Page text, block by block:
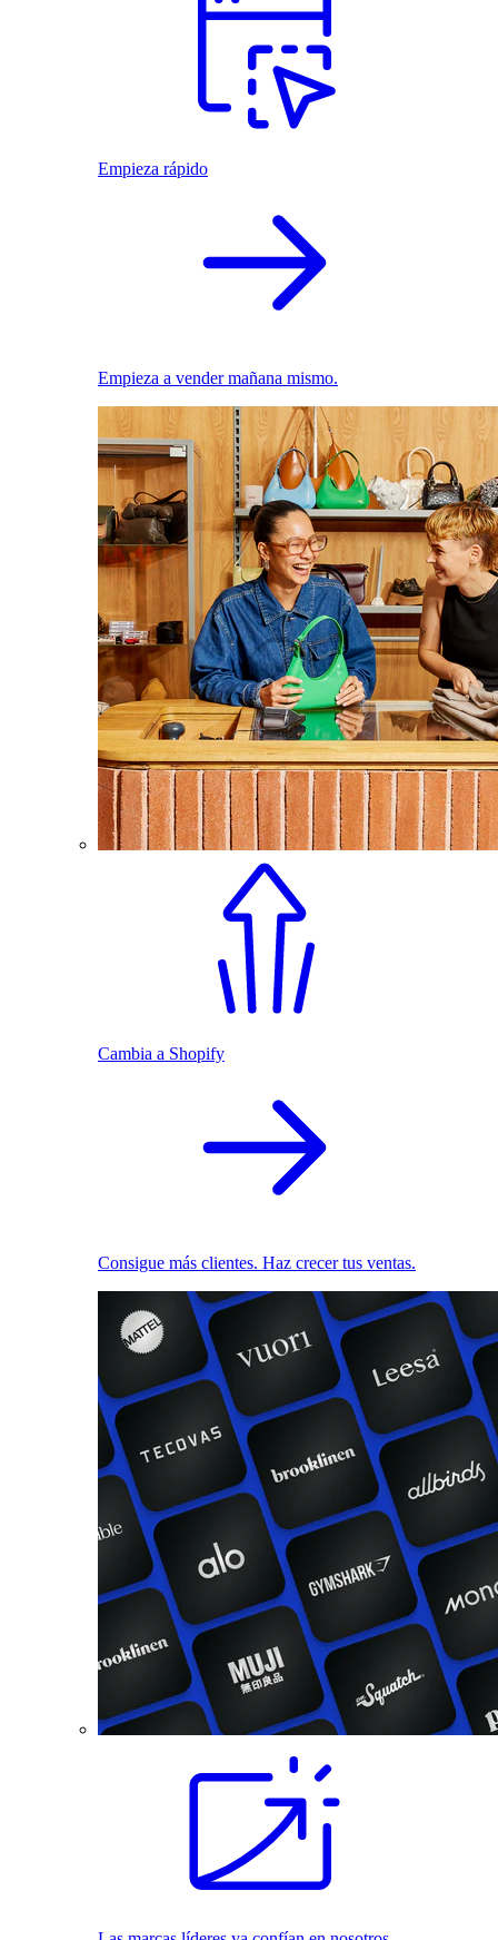
Empieza rápido
Empieza a vender mañana mismo.
Cambia a Shopify
Consigue más clientes. Haz crecer tus ventas.